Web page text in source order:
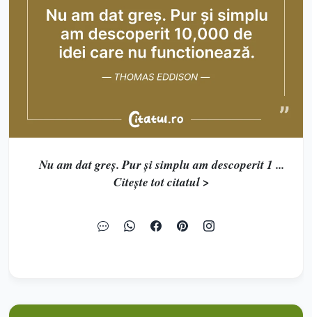
Nu am dat greș. Pur și simplu am descoperit 1 ...
Citește tot citatul >